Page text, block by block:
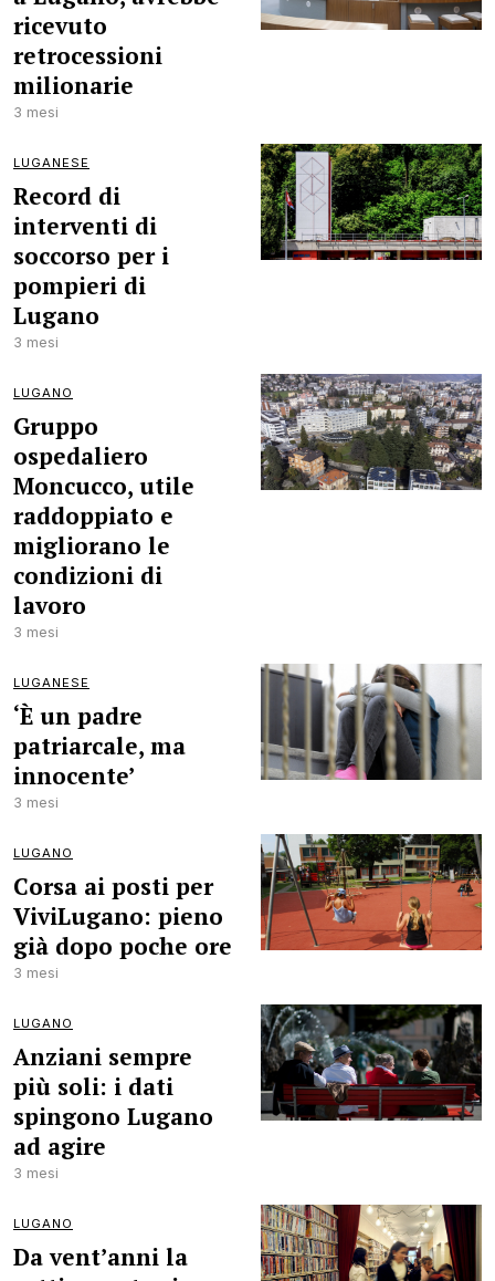
ricevuto
retrocessioni
milionarie
3 mesi
LUGANESE
Record di
interventi di
soccorso per i
pompieri di
Lugano
3 mesi
LUGANO
Gruppo
ospedaliero
Moncucco, utile
raddoppiato e
migliorano le
condizioni di
lavoro
3 mesi
LUGANESE
‘È un padre
patriarcale, ma
innocente’
3 mesi
LUGANO
Corsa ai posti per
ViviLugano: pieno
già dopo poche ore
3 mesi
LUGANO
Anziani sempre
più soli: i dati
spingono Lugano
ad agire
3 mesi
LUGANO
Da vent’anni la